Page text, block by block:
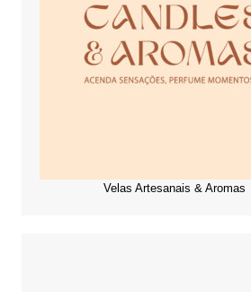
Velas Artesanais & Aromas